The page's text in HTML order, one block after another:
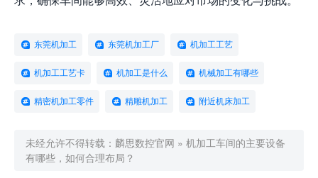
东莞机加工 东莞机加工厂 机加工工艺
机加工工艺卡 机加工是什么 机械加工有哪些
精密机加工零件 精雕机加工 附近机床加工
未经允许不得转载： 麟思数控官网 » 机加工车间的主要设备
有哪些，如何合理布局？